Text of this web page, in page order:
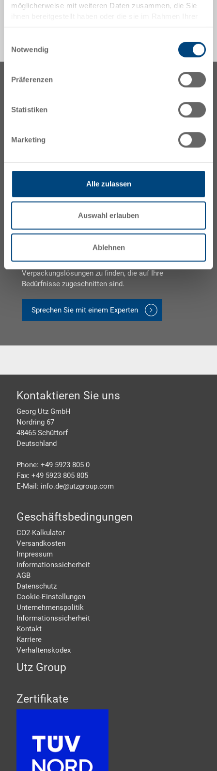
möglicherweise mit weiteren Daten zusammen, die Sie
Nutzung der Dienste gesammelt haben.
Notwendig
Präferenzen
Statistiken
Marketing
Alle zulassen
Auswahl erlauben
Ablehnen
Sind Sie bereit, Ihre Lager- und
Logistikeffizienz zu
verbessern?
Ihr Projekt zu besprechen, oder fordern Sie eine
kostenlose Beratung an, um maßgeschneiderte
Verpackungslösungen zu finden, die auf Ihre
Bedürfnisse zugeschnitten sind.
Sprechen Sie mit einem Experten
Footer
Kontaktieren Sie uns
Georg Utz GmbH
Nordring 67
48465 Schüttorf
Deutschland
Phone: +49 5923 805 0
Fax: +49 5923 805 805
E-Mail: info.de@utzgroup.com
Geschäftsbedingungen
CO2-Kalkulator
Versandkosten
Impressum
Informationssicherheit
AGB
Datenschutz
Cookie-Einstellungen
Unternehmenspolitik
Informationssicherheit
Kontakt
Karriere
Verhaltenskodex
Utz Group
Zertifikate